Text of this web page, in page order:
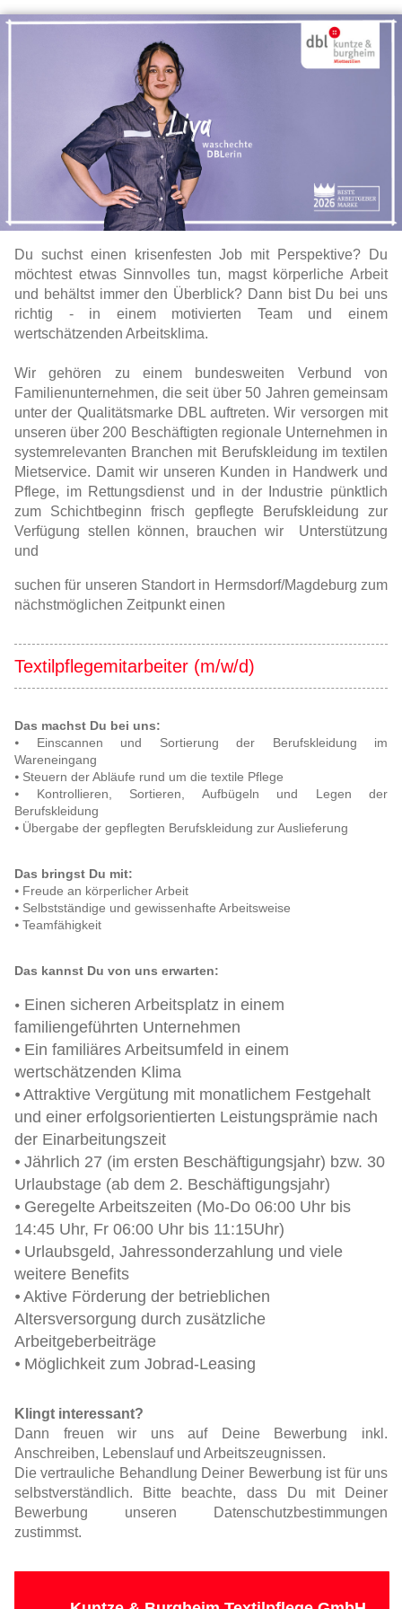
Du suchst einen krisenfesten Job mit Perspektive? Du
möchtest etwas Sinnvolles tun, magst körperliche Arbeit
und behältst immer den Überblick? Dann bist Du bei uns
richtig - in einem motivierten Team und einem
wertschätzenden Arbeitsklima.
Wir gehören zu einem bundesweiten Verbund von
Familienunternehmen, die seit über 50 Jahren gemeinsam
unter der Qualitätsmarke DBL auftreten. Wir versorgen mit
unseren über 200 Beschäftigten regionale Unternehmen in
systemrelevanten Branchen mit Berufskleidung im textilen
Mietservice. Damit wir unseren Kunden in Handwerk und
Pflege, im Rettungsdienst und in der Industrie pünktlich
zum Schichtbeginn frisch gepflegte Berufskleidung zur
Verfügung stellen können, brauchen wir Unterstützung
und
suchen für unseren Standort in Hermsdorf/Magdeburg zum
nächstmöglichen Zeitpunkt einen
Textilpflegemitarbeiter (m/w/d)
Das machst Du bei uns:
⦁ Einscannen und Sortierung der Berufskleidung im
Wareneingang
⦁ Steuern der Abläufe rund um die textile Pflege
⦁ Kontrollieren, Sortieren, Aufbügeln und Legen der
Berufskleidung
⦁ Übergabe der gepflegten Berufskleidung zur Auslieferung
Das bringst Du mit:
⦁ Freude an körperlicher Arbeit
⦁ Selbstständige und gewissenhafte Arbeitsweise
⦁ Teamfähigkeit
Das kannst Du von uns erwarten:
⦁ Einen sicheren Arbeitsplatz in einem
familiengeführten Unternehmen
⦁ Ein familiäres Arbeitsumfeld in einem
wertschätzenden Klima
⦁ Attraktive Vergütung mit monatlichem Festgehalt
und einer erfolgsorientierten Leistungsprämie nach
der Einarbeitungszeit
⦁ Jährlich 27 (im ersten Beschäftigungsjahr) bzw. 30
Urlaubstage (ab dem 2. Beschäftigungsjahr)
⦁ Geregelte Arbeitszeiten (Mo-Do 06:00 Uhr bis
14:45 Uhr, Fr 06:00 Uhr bis 11:15Uhr)
⦁ Urlaubsgeld, Jahressonderzahlung und viele
weitere Benefits
⦁ Aktive Förderung der betrieblichen
Altersversorgung durch zusätzliche
Arbeitgeberbeiträge
⦁ Möglichkeit zum Jobrad-Leasing
Klingt interessant?
Dann freuen wir uns auf Deine Bewerbung inkl.
Anschreiben, Lebenslauf und Arbeitszeugnissen.
Die vertrauliche Behandlung Deiner Bewerbung ist für uns
selbstverständlich. Bitte beachte, dass Du mit Deiner
Bewerbung unseren Datenschutzbestimmungen
zustimmst.